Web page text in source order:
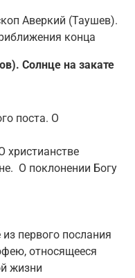
Аверкий (Таушев).
конца
Солнце на закате
поста. О
христианстве
О поклонении Богу
первого послания
относящееся
жизни